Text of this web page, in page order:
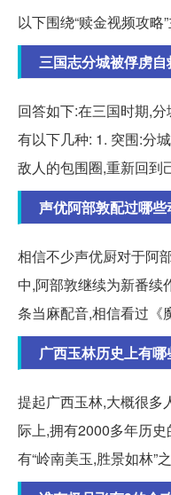
以下围绕“赎金视频攻略
三国志分城被俘虏自
回答如下:在三国时期,
有以下几种: 1. 突围:分
敌人的包围圈,重新回到
声优阿部敦配过哪
相信不少声优厨对于阿
中,阿部敦继续为新番续
条当麻配音,相信看过《
广西玉林历史上有
提起广西玉林,大概很多
际上,拥有2000多年历
有“岭南美玉,胜景如林”